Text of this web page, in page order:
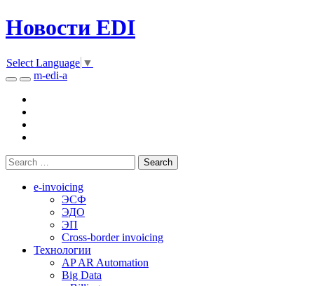
Новости EDI
Select Language ▼
m-edi-a
e-invoicing
ЭСФ
ЭДО
ЭП
Cross-border invoicing
Технологии
AP AR Automation
Big Data